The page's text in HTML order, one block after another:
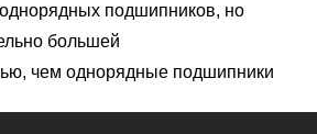
подшипников, но
большей
чем однорядные подшипники